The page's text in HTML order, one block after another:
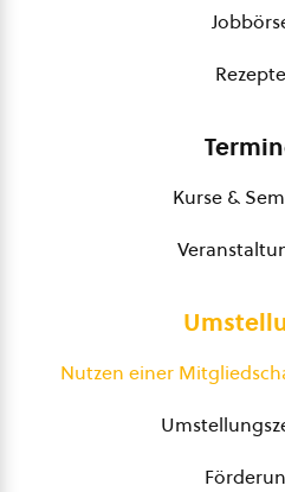
Rezepte
Kurse &
Nutzen einer